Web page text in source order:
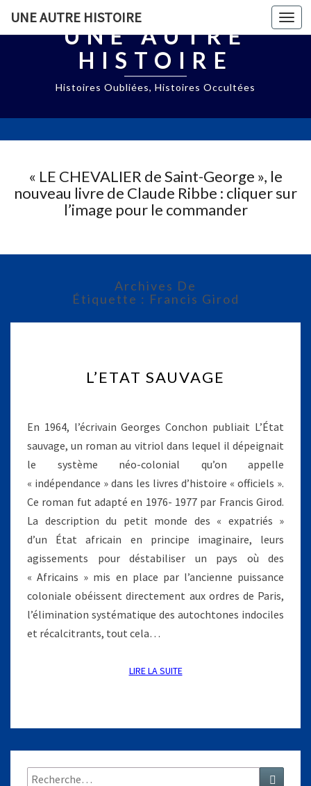
UNE AUTRE HISTOIRE
UNE AUTRE
HISTOIRE
Histoires Oubliées, Histoires Occultées
« LE CHEVALIER de Saint-George », le
nouveau livre de Claude Ribbe : cliquer sur
l’image pour le commander
Archives De
Étiquette : Francis Girod
’
A
T
A
U
V
A
E
L’ETAT SAUVAGE
En 1964, l’écrivain Georges Conchon publiait L’État
sauvage, un roman au vitriol dans lequel il dépeignait
le système néo-colonial qu’on appelle
« indépendance » dans les livres d’histoire « officiels ».
Ce roman fut adapté en 1976- 1977 par Francis Girod.
La description du petit monde des « expatriés »
d’un État africain en principe imaginaire, leurs
agissements pour déstabiliser un pays où des
« Africains » mis en place par l’ancienne puissance
coloniale obéissent directement aux ordres de Paris,
l’élimination systématique des autochtones indociles
et récalcitrants, tout cela…
LIRE LA SUITELIRE LA SUITE
Rechercher :